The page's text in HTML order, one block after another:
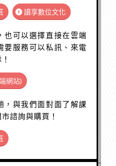
讀享數位文化
也可以選擇直接在雲端
要服務可以私訊、來電
網站)
，與我們面對面了解課
諮詢與購買！